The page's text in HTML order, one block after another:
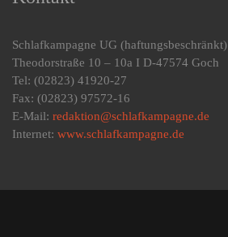
Schlafkampagne UG (haftungsbeschränkt)
Theodorstraße 10 – 10a I D-47574 Goch
Tel: (02823) 41920-27
Fax: (02823) 97572-16
E-Mail: redaktion@schlafkampagne.de
Internet: www.schlafkampagne.de